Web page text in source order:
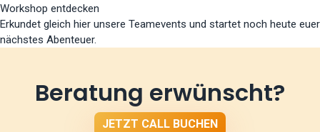
Workshop entdecken
Erkundet gleich hier unsere Teamevents und startet noch heute euer
nächstes Abenteuer.
Beratung erwünscht?
JETZT CALL BUCHEN